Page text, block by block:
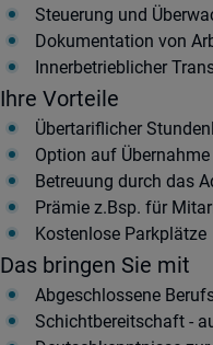
Steuerung und
Dokumentation von
Innerbetrieblicher
Ihre Vorteile
Übertariflicher
Option auf
Betreuung durch das
Prämie z.Bsp. für
Kostenlose Parkplätze
Das bringen Sie mit
Abgeschlossene
Schichtbereitschaft -